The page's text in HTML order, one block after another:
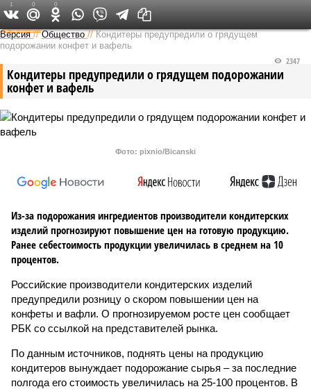
Федеральный выпуск
Версия //Общество //Кондитеры предупредили о грядущем
подорожании конфет и вафель
Кондитеры предупредили о грядущем подорожании
конфет и вафель
2347
Фото: pixnio/Bicanski
Из-за подорожания ингредиентов производители кондитерских
изделий прогнозируют повышение цен на готовую продукцию.
Ранее себестоимость продукции увеличилась в среднем на 10
процентов.
Российские производители кондитерских изделий
предупредили розницу о скором повышении цен на
конфеты и вафли. О прогнозируемом росте цен сообщает
РБК со ссылкой на представителей рынка.
По данным источников, поднять цены на продукцию
кондитеров вынуждает подорожание сырья – за последние
полгода его стоимость увеличилась на 25-100 процентов. В
1 0 0